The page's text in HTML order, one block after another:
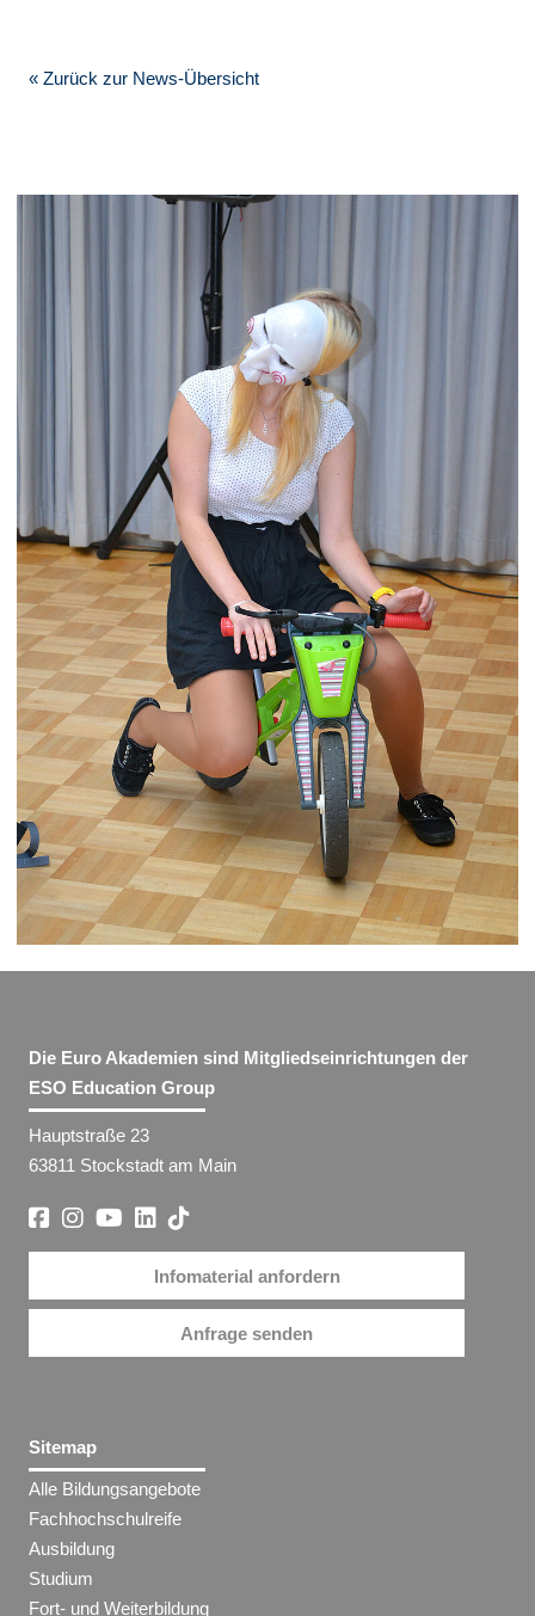
« Zurück zur News-Übersicht
Die Euro Akademien sind Mitgliedseinrichtungen der
ESO Education Group
Hauptstraße 23
63811 Stockstadt am Main
Infomaterial anfordern
Anfrage senden
Sitemap
Alle Bildungsangebote
Fachhochschulreife
Ausbildung
Studium
Fort- und Weiterbildung